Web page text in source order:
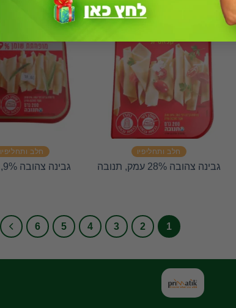
חלב ותחליפיו
גבינה צהובה 28% עמק, תנובה
חלב ותחליפיו
גבינה צהובה 9%, תנובה
1
2
3
4
5
6